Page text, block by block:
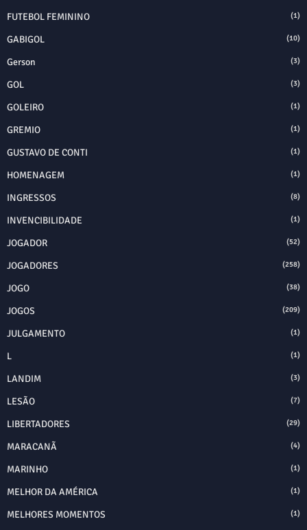
FUTEBOL FEMININO (1)
GABIGOL (10)
Gerson (3)
GOL (3)
GOLEIRO (1)
GREMIO (1)
GUSTAVO DE CONTI (1)
HOMENAGEM (1)
INGRESSOS (8)
INVENCIBILIDADE (1)
JOGADOR (52)
JOGADORES (258)
JOGO (38)
JOGOS (209)
JULGAMENTO (1)
L (1)
LANDIM (3)
LESÃO (7)
LIBERTADORES (29)
MARACANÃ (4)
MARINHO (1)
MELHOR DA AMÉRICA (1)
MELHORES MOMENTOS (1)